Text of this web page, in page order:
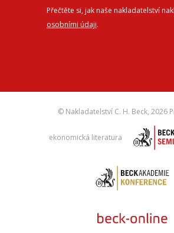
Přečtěte si, jak naše nakladatelství
osobními údaji.
© Nakladatelství C. H. Beck, 2026
ekonomická literatura